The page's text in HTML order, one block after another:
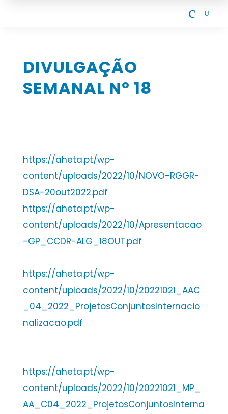
c U
DIVULGAÇÃO
SEMANAL Nº 18
https://aheta.pt/wp-
content/uploads/2022/10/NOVO-RGGR-
DSA-20out2022.pdf
https://aheta.pt/wp-
content/uploads/2022/10/Apresentacao
-GP_CCDR-ALG_18OUT.pdf
https://aheta.pt/wp-
content/uploads/2022/10/20221021_AAC
_04_2022_ProjetosConjuntosInternacio
nalizacao.pdf
https://aheta.pt/wp-
content/uploads/2022/10/20221021_MP_
AA_C04_2022_ProjetosConjuntosInterna